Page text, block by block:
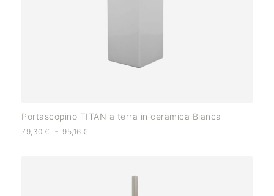
Portascopino TITAN a terra in ceramica Bianca
79,30 € - 95,16€